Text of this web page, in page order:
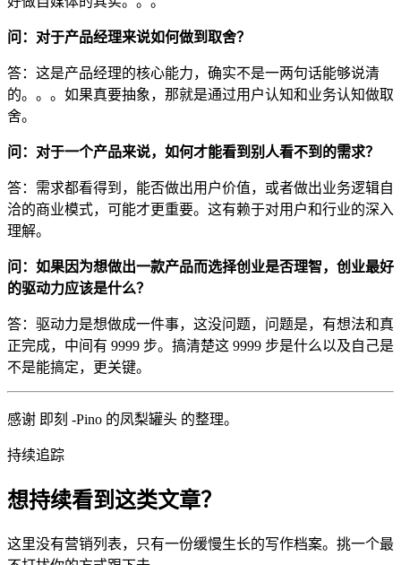
问：对于产品经理来说如何做到取舍？
答：这是产品经理的核心能力，确实不是一两句话能够说清
的。。。如果真要抽象，那就是通过用户认知和业务认知做取
舍。
问：对于一个产品来说，如何才能看到别人看不到的需求？
答：需求都看得到，能否做出用户价值，或者做出业务逻辑自
洽的商业模式，可能才更重要。这有赖于对用户和行业的深入
理解。
问：如果因为想做出一款产品而选择创业是否理智，创业最好
的驱动力应该是什么？
答：驱动力是想做成一件事，这没问题，问题是，有想法和真
正完成，中间有 9999 步。搞清楚这 9999 步是什么以及自己是
不是能搞定，更关键。
感谢 即刻 -Pino 的凤梨罐头 的整理。
持续追踪
想持续看到这类文章？
这里没有营销列表，只有一份缓慢生长的写作档案。挑一个最